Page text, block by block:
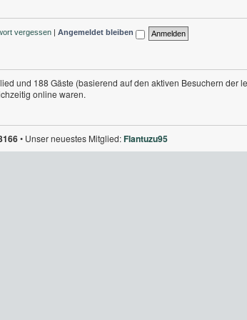
vergessen Angemeldet bleiben
und 188 Gäste (basierend auf den aktiven Besuchern der
online waren.
• Unser neuestes Mitglied:Flantuzu95